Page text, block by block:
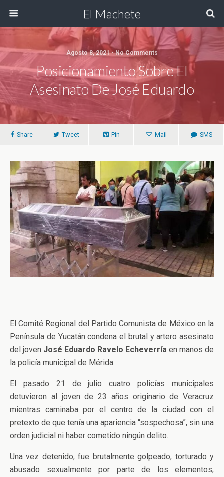
El Machete
Agosto 8, 2021 • No Comments
Posicionamiento Sobre El
Asesinato De José Eduardo
Share Tweet Pin Mail SMS
El Comité Regional del Partido Comunista de México en la
Península de Yucatán condena el brutal y artero asesinato
del joven José Eduardo Ravelo Echeverría en manos de
la policía municipal de Mérida.
El pasado 21 de julio cuatro policías municipales
detuvieron al joven de 23 años originario de Veracruz
mientras caminaba por el centro de la ciudad con el
pretexto de que tenía una apariencia “sospechosa”, sin una
orden judicial ni haber cometido ningún delito.
Una vez detenido, fue brutalmente golpeado, torturado y
abusado sexualmente por parte de los elementos,